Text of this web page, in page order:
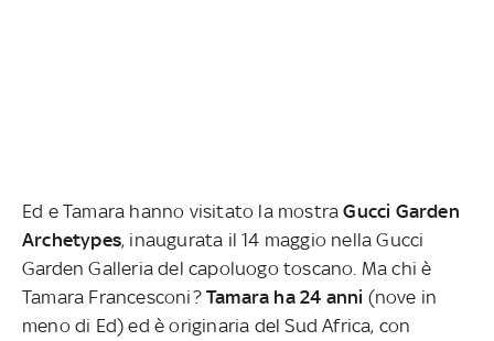
Ed e Tamara hanno visitato la mostraGucci Garden
Archetypes, inaugurata il 14 maggio nella Gucci
Garden Galleria del capoluogo toscano. Ma chi è
Tamara Francesconi? Tamara ha 24 anni (nove in
meno di Ed) ed è originaria del Sud Africa, con